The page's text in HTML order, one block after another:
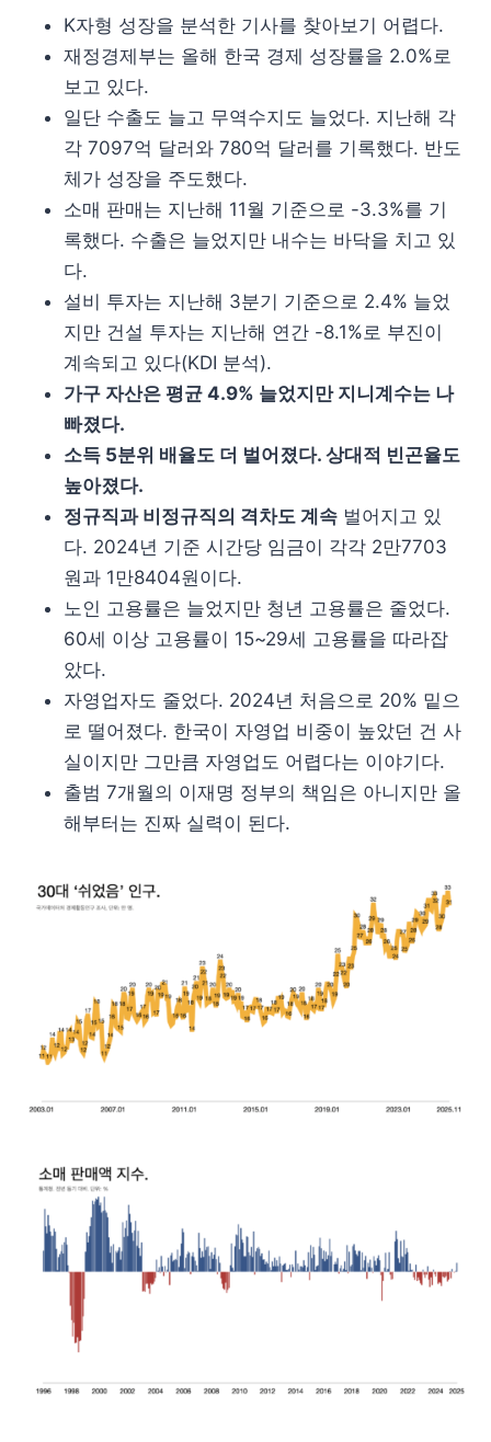
K자형 성장을 분석한 기사를 찾아보기 어렵다.
재정경제부는 올해 한국 경제 성장률을 2.0%로
보고 있다.
일단 수출도 늘고 무역수지도 늘었다. 지난해 각
각 7097억 달러와 780억 달러를 기록했다. 반도
체가 성장을 주도했다.
소매 판매는 지난해 11월 기준으로 -3.3%를 기
록했다. 수출은 늘었지만 내수는 바닥을 치고 있
다.
설비 투자는 지난해 3분기 기준으로 2.4% 늘었
지만 건설 투자는 지난해 연간 -8.1%로 부진이
계속되고 있다(KDI 분석).
가구 자산은 평균 4.9% 늘었지만 지니계수는 나
빠졌다.
소득 5분위 배율도 더 벌어졌다. 상대적 빈곤율도
높아졌다.
정규직과 비정규직의 격차도 계속 벌어지고 있
다. 2024년 기준 시간당 임금이 각각 2만7703
원과 1만8404원이다.
노인 고용률은 늘었지만 청년 고용률은 줄었다.
60세 이상 고용률이 15~29세 고용률을 따라잡
았다.
자영업자도 줄었다. 2024년 처음으로 20% 밑으
로 떨어졌다. 한국이 자영업 비중이 높았던 건 사
실이지만 그만큼 자영업도 어렵다는 이야기다.
출범 7개월의 이재명 정부의 책임은 아니지만 올
해부터는 진짜 실력이 된다.